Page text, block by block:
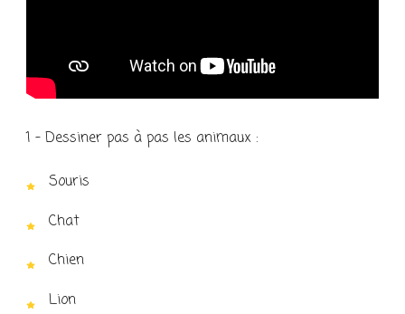
1 – Dessiner pas à pas les animaux :
Souris
Chat
Chien
Lion